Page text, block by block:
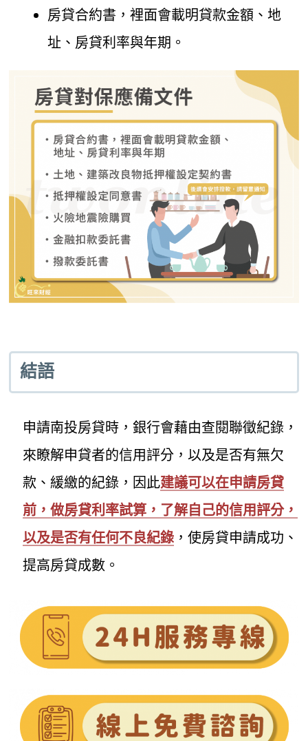
房貸合約書，裡面會載明貸款金額、地
址、房貸利率與年期。
結語
申請南投房貸時，銀行會藉由查閱聯徵紀錄，
來瞭解申貸者的信用評分，以及是否有無欠
款、緩繳的紀錄，因此建議可以在申請房貸
前，做房貸利率試算，了解自己的信用評分，
以及是否有任何不良紀錄 ，使房貸申請成功、
提高房貸成數。